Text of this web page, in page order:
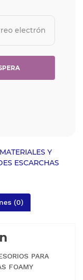
MATERIALES Y
ESCARCHAS
(0)
PARA
FOAMY